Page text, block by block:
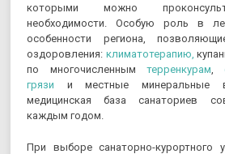
которыми можно
необходимости. Особую роль в
особенности региона,
оздоровления: климатотерапию,
по многочисленным терренкурам ,
грязи и местные минеральные
медицинская база санаториев
каждым годом.
При выборе санаторно-курортного